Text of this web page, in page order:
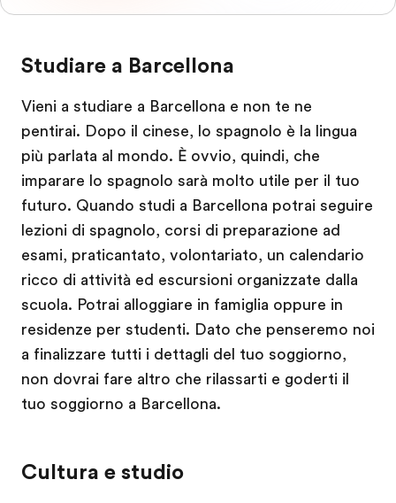
Studiare a Barcellona
Vieni a studiare a Barcellona e non te ne
pentirai. Dopo il cinese, lo spagnolo è la lingua
più parlata al mondo. È ovvio, quindi, che
imparare lo spagnolo sarà molto utile per il tuo
futuro. Quando studi a Barcellona potrai seguire
lezioni di spagnolo, corsi di preparazione ad
esami, praticantato, volontariato, un calendario
ricco di attività ed escursioni organizzate dalla
scuola. Potrai alloggiare in famiglia oppure in
residenze per studenti. Dato che penseremo noi
a finalizzare tutti i dettagli del tuo soggiorno,
non dovrai fare altro che rilassarti e goderti il
tuo soggiorno a Barcellona.
Cultura e studio